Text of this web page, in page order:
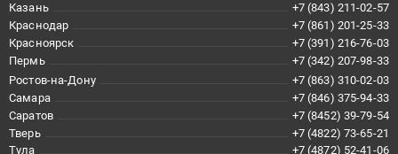
Казань
+7 (843) 211-02-57
Краснодар
+7 (861) 201-25-33
Красноярск
+7 (391) 216-76-03
Пермь
+7 (342) 207-98-33
Ростов-на-Дону
+7 (863) 310-02-03
Самара
+7 (846) 375-94-33
Саратов
+7 (8452) 39-79-54
Тверь
+7 (4822) 73-65-21
Тула
+7 (4872) 52-41-06